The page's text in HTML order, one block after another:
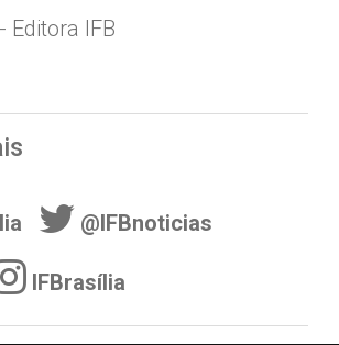
Editora IFB
@IFBnoticias
IFBrasília